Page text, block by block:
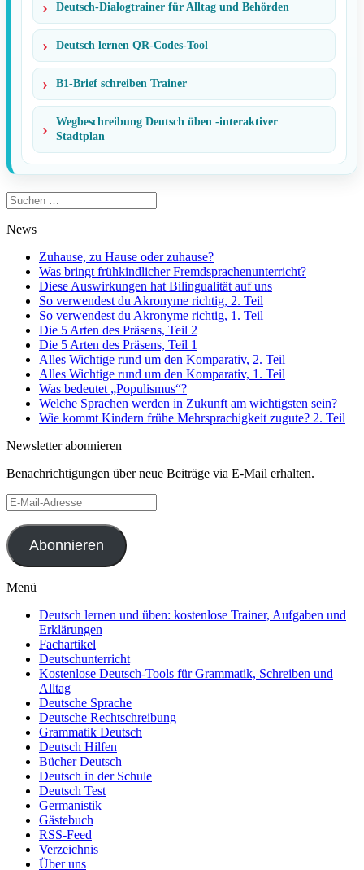
Deutsch-Dialogtrainer für Alltag und Behörden
Deutsch lernen QR-Codes-Tool
B1-Brief schreiben Trainer
Wegbeschreibung Deutsch üben -interaktiver
Stadtplan
Suchen
nach:
News
Zuhause, zu Hause oder zuhause?
Was bringt frühkindlicher Fremdsprachenunterricht?
Diese Auswirkungen hat Bilingualität auf uns
So verwendest du Akronyme richtig, 2. Teil
So verwendest du Akronyme richtig, 1. Teil
Die 5 Arten des Präsens, Teil 2
Die 5 Arten des Präsens, Teil 1
Alles Wichtige rund um den Komparativ, 2. Teil
Alles Wichtige rund um den Komparativ, 1. Teil
Was bedeutet „Populismus“?
Welche Sprachen werden in Zukunft am wichtigsten sein?
Wie kommt Kindern frühe Mehrsprachigkeit zugute? 2. Teil
Newsletter abonnieren
Benachrichtigungen über neue Beiträge via E-Mail erhalten.
E-
Mail-
Adresse
Abonnieren
Menü
Deutsch lernen und üben: kostenlose Trainer, Aufgaben und
Erklärungen
Fachartikel
Deutschunterricht
Kostenlose Deutsch-Tools für Grammatik, Schreiben und
Alltag
Deutsche Sprache
Deutsche Rechtschreibung
Grammatik Deutsch
Deutsch Hilfen
Bücher Deutsch
Deutsch in der Schule
Deutsch Test
Germanistik
Gästebuch
RSS-Feed
Verzeichnis
Über uns